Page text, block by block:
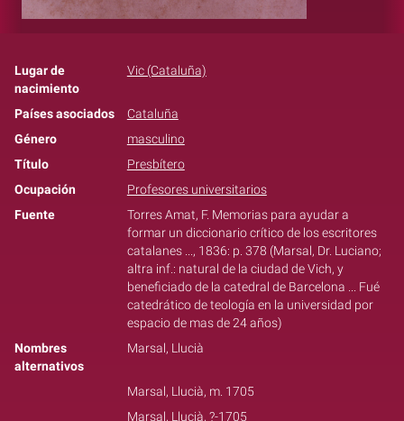
Lugar de
nacimiento
Vic (Cataluña)
Países asociados
Cataluña
Género
masculino
Título
Presbítero
Ocupación
Profesores universitarios
Fuente
Torres Amat, F. Memorias para ayudar a
formar un diccionario crítico de los escritores
catalanes ..., 1836: p. 378 (Marsal, Dr. Luciano;
altra inf.: natural de la ciudad de Vich, y
beneficiado de la catedral de Barcelona ... Fué
catedrático de teología en la universidad por
espacio de mas de 24 años)
Nombres
alternativos
Marsal, Llucià
Marsal, Llucià, m. 1705
Marsal, Llucià, ?-1705